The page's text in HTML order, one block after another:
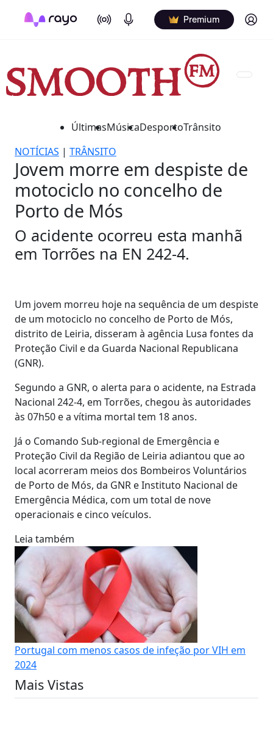
On Air Podcasts Premium Log in
ÚltimasMúsicaDesportoTrânsito
NOTÍCIAS | TRÂNSITO
Jovem morre em despiste de
motociclo no concelho de
Porto de Mós
O acidente ocorreu esta manhã
em Torrões na EN 242-4.
Um jovem morreu hoje na sequência de um despiste
de um motociclo no concelho de Porto de Mós,
distrito de Leiria, disseram à agência Lusa fontes da
Proteção Civil e da Guarda Nacional Republicana
(GNR).
Segundo a GNR, o alerta para o acidente, na Estrada
Nacional 242-4, em Torrões, chegou às autoridades
às 07h50 e a vítima mortal tem 18 anos.
Já o Comando Sub-regional de Emergência e
Proteção Civil da Região de Leiria adiantou que ao
local acorreram meios dos Bombeiros Voluntários
de Porto de Mós, da GNR e Instituto Nacional de
Emergência Médica, com um total de nove
operacionais e cinco veículos.
Leia também
Portugal com menos casos de infeção por VIH em
2024
Mais Vistas